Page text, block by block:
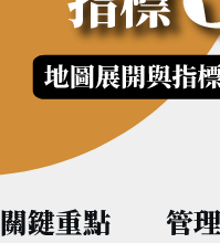
關鍵重點 管